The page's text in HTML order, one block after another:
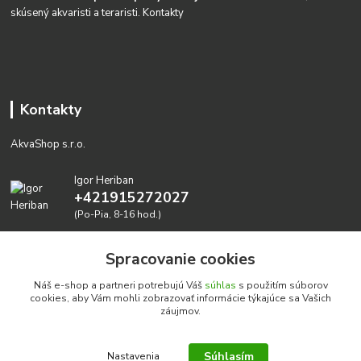
skúsený akvaristi a teraristi.Kontakty
Kontakty
AkvaShop s.r.o.
Igor Heriban
+421915272027
(Po-Pia, 8-16 hod.)
Realizujeme prírodné akvária: AkvaShop s.r.o. • IBAN:
Spracovanie cookies
Náš e-shop a partneri potrebujú Váš súhlas s použitím súborov
cookies, aby Vám mohli zobrazovať informácie týkajúce sa Vašich
záujmov.
Nastavenia Súhlasím